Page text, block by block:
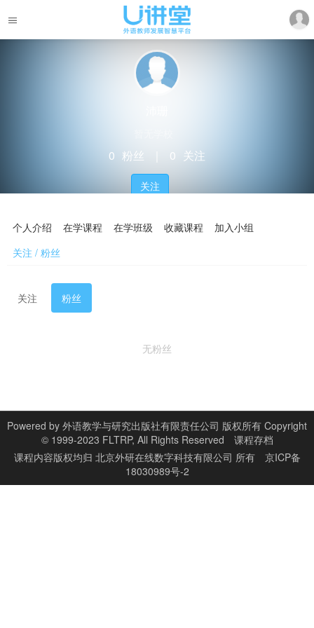
0 粉丝 0 关注
关注
个人介绍 在学课程 在学班级 收藏课程
加入小组
关注 / 粉丝
关注 粉丝
无粉丝
Powered by 外语教学与研究出版社有限责任公司 版权所有 Copyright
© 1999-2023 FLTRP, All Rights Reserved
课程存档
课程内容版权均归 北京外研在线数字科技有限公司 所有
京ICP备
18030989号-2